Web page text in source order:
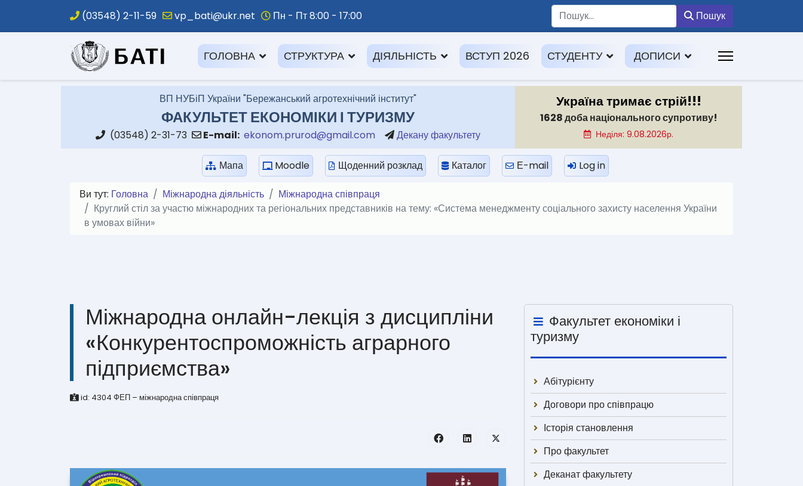
(03548) 2-11-59 vp_bati@ukr.net Пн - Пт 8:00 - 17:00 Пошук
.
ГОЛОВНА СТРУКТУРА ДІЯЛЬНІСТЬ ВСТУП 2026 СТУДЕНТУ ДОПИСИ
ВП НУБіП України "Бережанський агротехнічний інститут"
ФАКУЛЬТЕТ ЕКОНОМІКИ І ТУРИЗМУ
(03548) 2-31-73 E-mail: ekonom.prurod@gmail.com Декану факультету
Україна тримає стрій!!!
1628 доба національного супротиву!
Неділя: 9.08.2026р.
Мапа Moodle Щоденний розклад Каталог Е-mail Log in
Ви тут: Головна Міжнародна діяльність
Міжнародна співпраця
Круглий стіл за участю міжнародних та регіональних представників на тему: «Система менеджменту соціального захисту населення України
в умовах війни»
Міжнародна онлайн-лекція з дисципліни
«Конкурентоспроможність аграрного
підприємства»
id: 4304 ФЕП – міжнародна співпраця
Факультет економіки і
туризму
Абітурієнту
Договори про співпрацю
Історія становлення
Про факультет
Деканат факультету